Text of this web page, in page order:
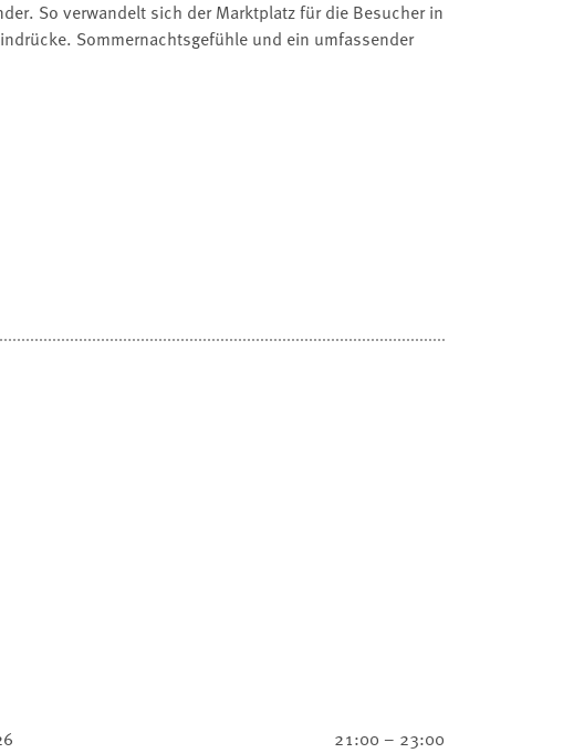
So verwandelt sich der Marktplatz für die Besucher in
Sommernachtsgefühle und ein umfassender
21:00 – 23:00